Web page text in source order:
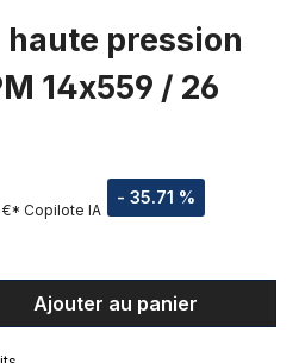
haute pression
14x559 / 26
- 35.71 %
€* Copilote IA
: Entrez la
Ajouter au panier